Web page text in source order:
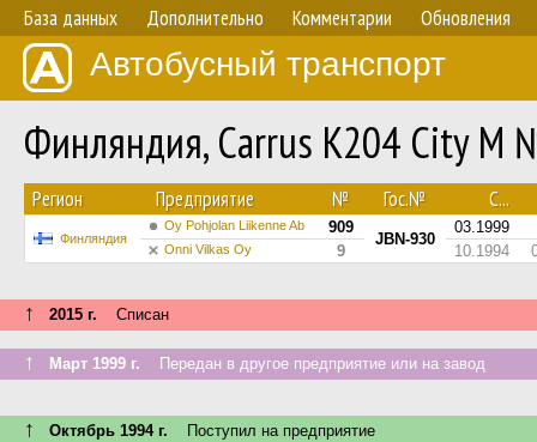
База данных Дополнительно Комментарии Обновления
Автобусный транспорт
Финляндия, Carrus K204 City M
Регион Предприятие № Гос.№ С...
Финляндия
Oy Pohjolan Liikenne Ab 909
JBN-930
03.1999
Onni Vilkas Oy 9 10.1994
↑ 2015 г. Списан
↑ Март 1999 г. Передан в другое предприятие или на завод
↑ Октябрь 1994 г. Поступил на предприятие